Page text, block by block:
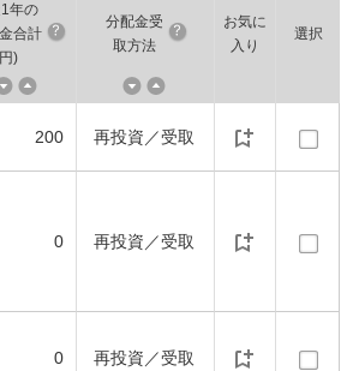
年の
合計
)
分配金受
取方法
お気に
入り
選択
200 再投資／受取
0 再投資／受取
0 再投資／受取